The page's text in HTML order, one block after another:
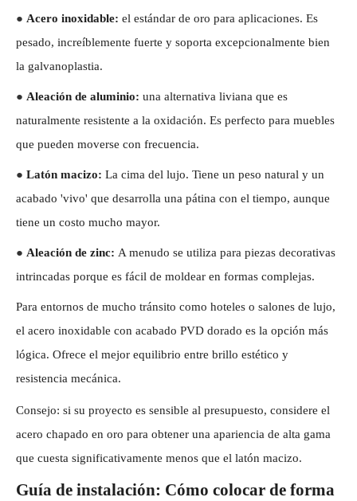
● Acero inoxidable: el estándar de oro para aplicaciones. Es
pesado, increíblemente fuerte y soporta excepcionalmente bien
la galvanoplastia.
● Aleación de aluminio: una alternativa liviana que es
naturalmente resistente a la oxidación. Es perfecto para muebles
que pueden moverse con frecuencia.
● Latón macizo: La cima del lujo. Tiene un peso natural y un
acabado 'vivo' que desarrolla una pátina con el tiempo, aunque
tiene un costo mucho mayor.
● Aleación de zinc: A menudo se utiliza para piezas decorativas
intrincadas porque es fácil de moldear en formas complejas.
Para entornos de mucho tránsito como hoteles o salones de lujo,
el acero inoxidable con acabado PVD dorado es la opción más
lógica. Ofrece el mejor equilibrio entre brillo estético y
resistencia mecánica.
Consejo: si su proyecto es sensible al presupuesto, considere el
acero chapado en oro para obtener una apariencia de alta gama
que cuesta significativamente menos que el latón macizo.
Guía de instalación: Cómo colocar de forma